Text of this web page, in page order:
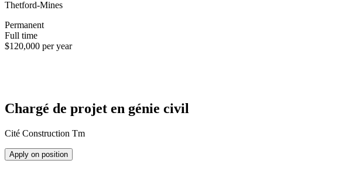
Thetford-Mines
Permanent
Full time
$120,000 per year
Chargé de projet en génie civil
Cité Construction Tm
Apply on position